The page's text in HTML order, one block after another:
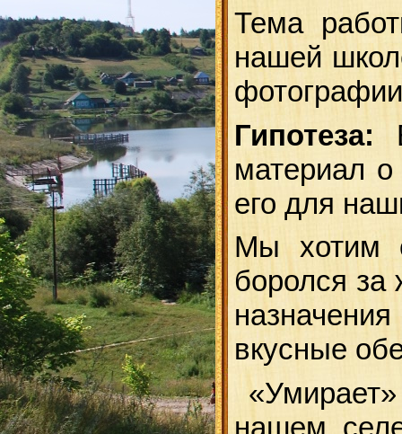
Тема
нашей
Гипотеза:
материал
его для
Мы хотим
боролся за
вкусные
нашем